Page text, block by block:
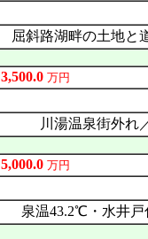
屈斜路湖畔の土地と
3,500.0 万円
川湯温泉街外れ
5,000.0 万円
泉温43.2℃・水井戸